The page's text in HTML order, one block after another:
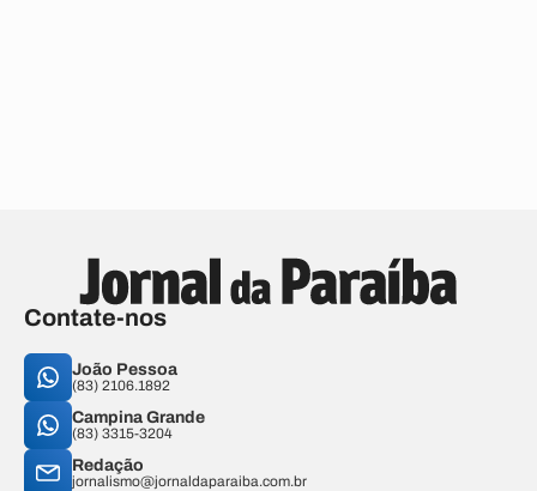
Contate-nos
João Pessoa
(83) 2106.1892
Campina Grande
(83) 3315-3204
Redação
jornalismo@jornaldaparaiba.com.br